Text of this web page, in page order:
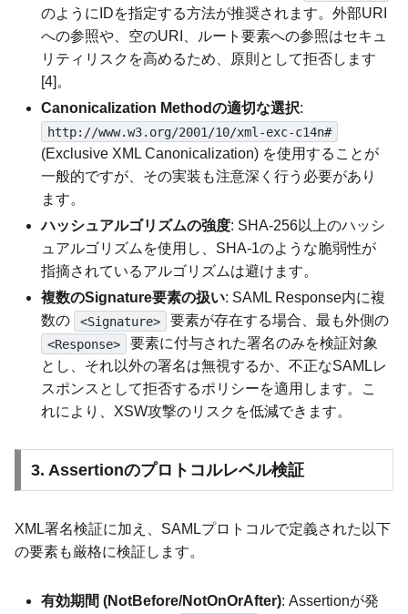
のようにIDを指定する方法が推奨されます。外部URI
への参照や、空のURI、ルート要素への参照はセキュ
リティリスクを高めるため、原則として拒否します
[4]。
Canonicalization Methodの適切な選択:
http://www.w3.org/2001/10/xml-exc-c14n#
(Exclusive XML Canonicalization) を使用することが
一般的ですが、その実装も注意深く行う必要があり
ます。
ハッシュアルゴリズムの強度: SHA-256以上のハッシ
ュアルゴリズムを使用し、SHA-1のような脆弱性が
指摘されているアルゴリズムは避けます。
複数のSignature要素の扱い: SAML Response内に複
数の
<Signature> 要素が存在する場合、最も外側の
<Response>
要素に付与された署名のみを検証対象
とし、それ以外の署名は無視するか、不正なSAMLレ
スポンスとして拒否するポリシーを適用します。こ
れにより、XSW攻撃のリスクを低減できます。
3. Assertionのプロトコルレベル検証
XML署名検証に加え、SAMLプロトコルで定義された以下
の要素も厳格に検証します。
有効期間 (NotBefore/NotOnOrAfter): Assertionが発